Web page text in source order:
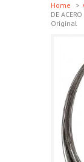
Home
>
DE
Original